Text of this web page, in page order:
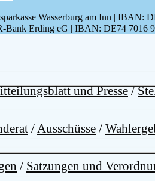
und Presse/
/ Ausschüsse /
/ Satzungen und
Wasserburg am Inn |
Bank Erding eG | IBAN: DE74 7016